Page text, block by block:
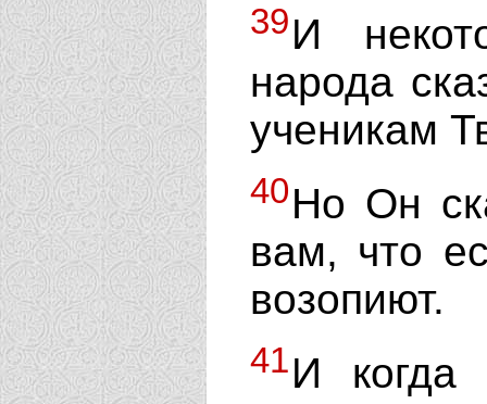
39И
народа
ученикам
40Но Он
вам, что
возопиют.
41И когда